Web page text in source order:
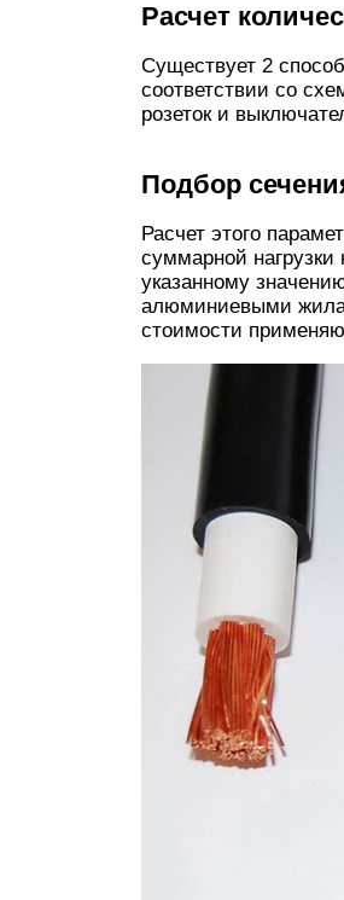
Расчет
Существует 2
соответствии со
розеток и
Подбор
Расчет этого
суммарной
указанному
алюминиевыми
стоимости